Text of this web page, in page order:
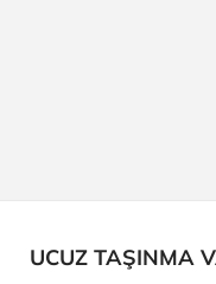
UCUZ TAŞINMA